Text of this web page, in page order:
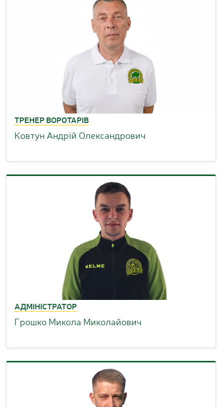
ТРЕНЕР ВОРОТАРІВ
Ковтун Андрій Олександрович
АДМІНІСТРАТОР
Грошко Микола Миколайович